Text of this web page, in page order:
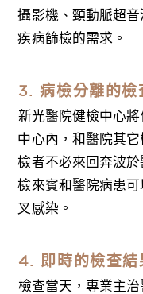
攝影機、頸動脈超
疾病篩檢的需求。
3. 病檢分離的檢
新光醫院健檢中心
中心內，和醫院其
檢者不必來回奔波
檢來賓和醫院病患
叉感染。
4. 即時的檢查結
檢查當天，專業主